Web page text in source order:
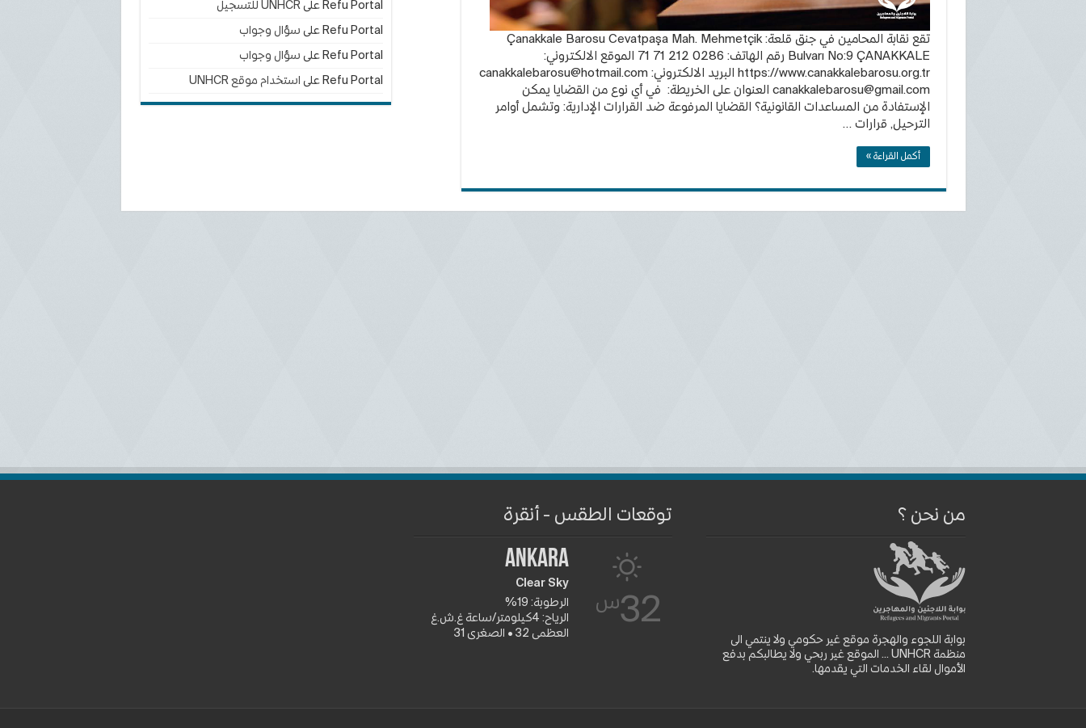
تقع نقابة المحامين في جنق قلعة: Çanakkale Barosu Cevatpaşa Mah. Mehmetçik
Bulvarı No:9 ÇANAKKALE رقم الهاتف: 0286 212 71 71 الموقع الالكتروني:
https://www.canakkalebarosu.org.tr البريد الالكتروني:
canakkalebarosu@hotmail.com
canakkalebarosu@gmail.com العنوان على الخريطة: في أي نوع من القضايا يمكن
الإستفادة من المساعدات القانونية؟ القضايا المرفوعة ضد القرارات الإدارية: وتشمل أوامر
الترحيل, قرارات …
أكمل القراءة »
Refu Portal علىUNHCR للتسجيل
Refu Portal على سؤال وجواب
Refu Portal على سؤال وجواب
Refu Portal على استخدام موقع UNHCR
من نحن ؟
بوابة اللجوء والهجرة موقع غير حكومي ولا ينتمي الى
منظمة UNHCR ... الموقع غير ربحي ولا يطالبكم بدفع
الأموال لقاء الخدمات التي يقدمها.
توقعات الطقس - أنقرة
32س
Ankara
Clear Sky
الرطوبة: 19%
الرياح: 4كيلومتر/ساعة غ.ش.غ
العظمى 32 • الصغرى 31